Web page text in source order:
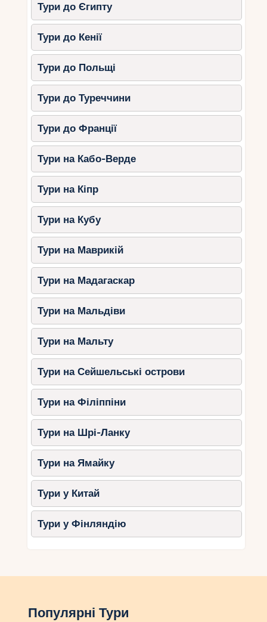
Тури до Єгипту
Тури до Кенії
Тури до Польщі
Тури до Туреччини
Тури до Франції
Тури на Кабо-Верде
Тури на Кіпр
Тури на Кубу
Тури на Маврикій
Тури на Мадагаскар
Тури на Мальдіви
Тури на Мальту
Тури на Сейшельські острови
Тури на Філіппіни
Тури на Шрі-Ланку
Тури на Ямайку
Тури у Китай
Тури у Фінляндію
Популярні Тури